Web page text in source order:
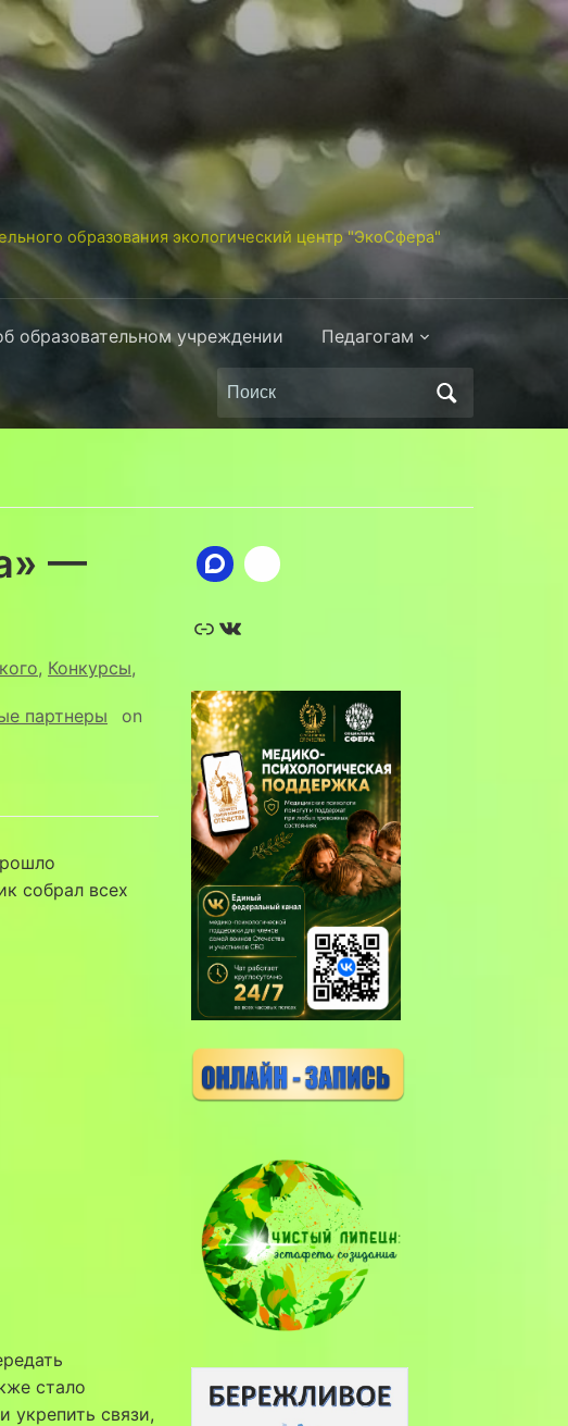
образования экологический центр "ЭкоСфера"
образовательном учреждении Педагогам
Поиск
по:
—
, Конкурсы,
партнеры on
собрал всех
стало
укрепить связи,
Ссылка